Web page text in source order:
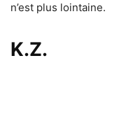
n’est plus lointaine.
K.Z.